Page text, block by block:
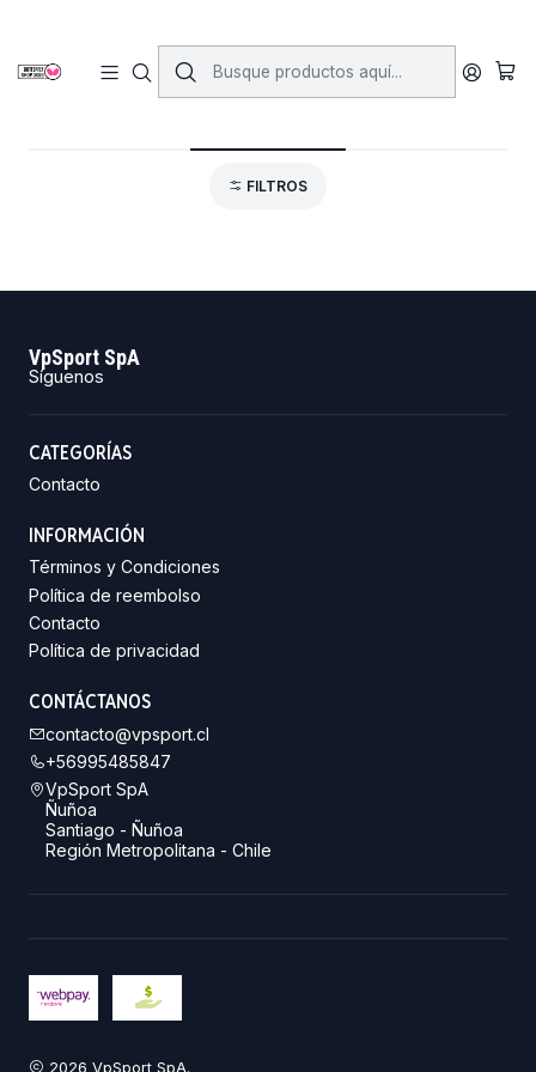
Cuidado de tu Paleta
FILTROS
VpSport SpA
Síguenos
CATEGORÍAS
Contacto
INFORMACIÓN
Términos y Condiciones
Política de reembolso
Contacto
Política de privacidad
CONTÁCTANOS
contacto@vpsport.cl
+56995485847
VpSport SpA
Ñuñoa
Santiago - Ñuñoa
Región Metropolitana - Chile
2026 VpSport SpA.